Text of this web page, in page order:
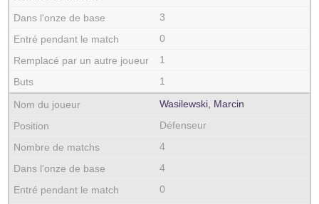
3
0
1
1
Wasilewski, Marcin
Défenseur
4
4
0